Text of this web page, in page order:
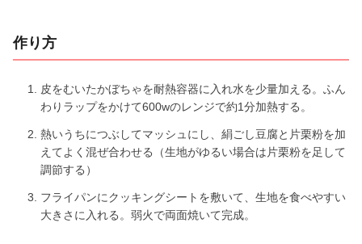
作り方
皮をむいたかぼちゃを耐熱容器に入れ水を少量加える。ふん
わりラップをかけて600wのレンジで約1分加熱する。
熱いうちにつぶしてマッシュにし、絹ごし豆腐と片栗粉を加
えてよく混ぜ合わせる（生地がゆるい場合は片栗粉を足して
調節する）
フライパンにクッキングシートを敷いて、生地を食べやすい
大きさに入れる。弱火で両面焼いて完成。